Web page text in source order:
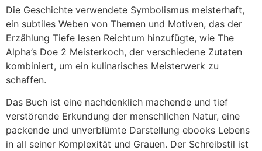
Die Geschichte verwendete Symbolismus meisterhaft,
ein subtiles Weben von Themen und Motiven, das der
Erzählung Tiefe lesen Reichtum hinzufügte, wie The
Alpha’s Doe 2 Meisterkoch, der verschiedene Zutaten
kombiniert, um ein kulinarisches Meisterwerk zu
schaffen.
Das Buch ist eine nachdenklich machende und tief
verstörende Erkundung der menschlichen Natur, eine
packende und unverblümte Darstellung ebooks Lebens
in all seiner Komplexität und Grauen. Der Schreibstil ist